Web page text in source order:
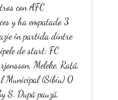
con AFC
y ha empatado 3
în partida dintre
de start: FC
Meleke, Rață,
Municipal (Sibiu) 0
După pauză,